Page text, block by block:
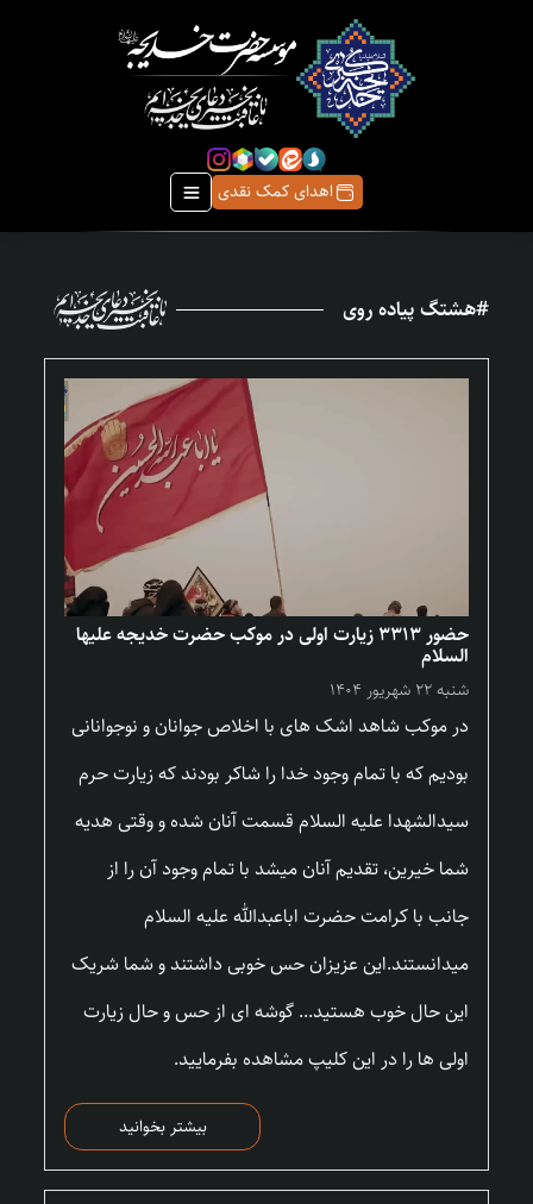
اهدای کمک نقدی
#هشتگ پیاده روی
حضور ۳۳۱۳ زیارت اولی در موکب حضرت خدیجه علیها
السلام
شنبه ۲۲ شهریور ۱۴۰۴
در موکب شاهد اشک های با اخلاص جوانان و نوجوانانی
بودیم که با تمام وجود خدا را شاکر بودند که زیارت حرم
سیدالشهدا علیه السلام قسمت آنان شده و وقتی هدیه
شما خیرین، تقدیم آنان میشد با تمام وجود آن را از
جانب با کرامت حضرت اباعبدالله علیه السلام
میدانستند.این عزیزان حس خوبی داشتند و شما شریک
این حال خوب هستید... گوشه ای از حس و حال زیارت
اولی ها را در این کلیپ مشاهده بفرمایید.
بیشتر بخوانید